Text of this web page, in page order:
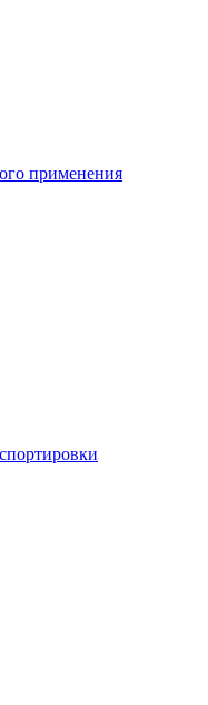
применения